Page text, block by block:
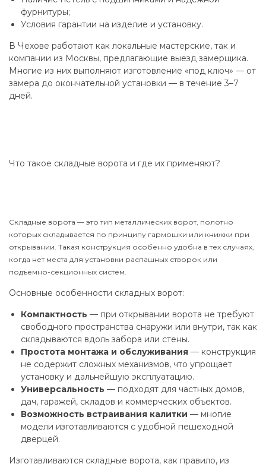
фурнитуры;
Условия гарантии на изделие и установку.
В Чехове работают как локальные мастерские, так и
компании из Москвы, предлагающие выезд замерщика.
Многие из них выполняют изготовление «под ключ» — от
замера до окончательной установки — в течение 3–7
дней.
Что такое складные ворота и где их применяют?
Складные ворота — это тип металлических ворот, полотно
которых складывается по принципу гармошки или книжки при
открывании. Такая конструкция особенно удобна в тех случаях,
когда нет места для установки распашных створок или
подъемно-секционных систем.
Основные особенности складных ворот:
Компактность — при открывании ворота не требуют
свободного пространства снаружи или внутри, так как
складываются вдоль забора или стены.
Простота монтажа и обслуживания — конструкция
не содержит сложных механизмов, что упрощает
установку и дальнейшую эксплуатацию.
Универсальность — подходят для частных домов,
дач, гаражей, складов и коммерческих объектов.
Возможность встраивания калитки — многие
модели изготавливаются с удобной пешеходной
дверцей.
Изготавливаются складные ворота, как правило, из